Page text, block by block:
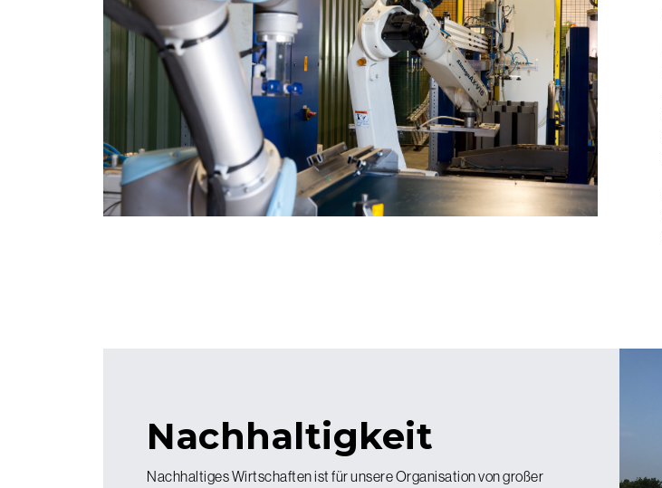
Nachhaltigkeit
Nachhaltiges Wirtschaften ist für unsere Organisation von großer